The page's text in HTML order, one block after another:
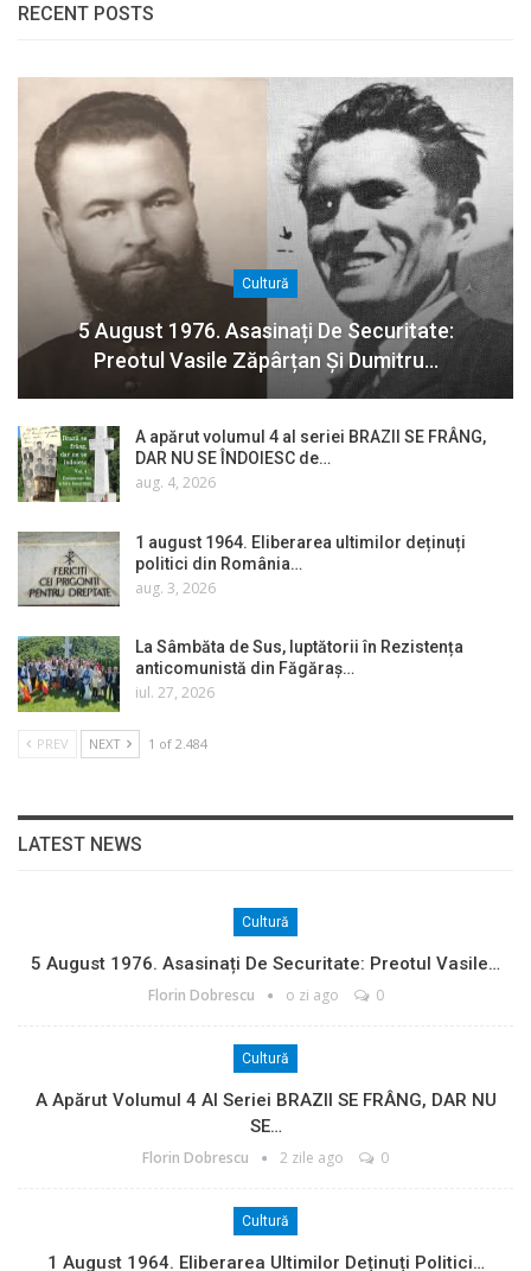
RECENT POSTS
Cultură
5 August 1976. Asasinați De Securitate:
Preotul Vasile Zăpârțan Și Dumitru…
A apărut volumul 4 al seriei BRAZII SE FRÂNG,
DAR NU SE ÎNDOIESC de…
aug. 4, 2026
1 august 1964. Eliberarea ultimilor deținuți
politici din România…
aug. 3, 2026
La Sâmbăta de Sus, luptătorii în Rezistența
anticomunistă din Făgăraș…
iul. 27, 2026
PREV NEXT 1 of 2.484
LATEST NEWS
Cultură
5 August 1976. Asasinați De Securitate: Preotul Vasile…
Florin Dobrescu o zi ago 0
Cultură
A Apărut Volumul 4 Al Seriei BRAZII SE FRÂNG, DAR NU
SE…
Florin Dobrescu 2 zile ago 0
Cultură
1 August 1964. Eliberarea Ultimilor Deținuți Politici…